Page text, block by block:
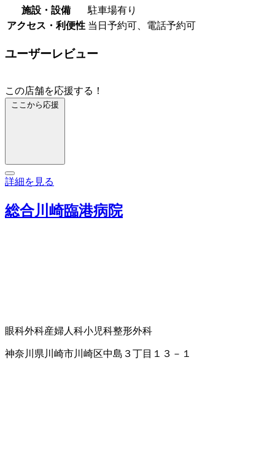
施設・設備
駐車場有り
アクセス・利便性 当日予約可、電話予約可
ユーザーレビュー
この店舗を応援する！
ここから応援
詳細を見る
総合川崎臨港病院
眼科外科産婦人科小児科整形外科
神奈川県川崎市川崎区中島３丁目１３－１